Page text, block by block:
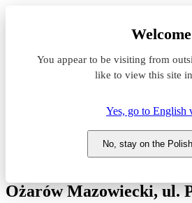
You appear to be visiting from
like to view this site
Yes, go to English
No, stay on the
Ożarów Mazowiecki
Hillwood Ożarów III (Ożarów)
Magazyn do
Hillwood Ożarów
Ożarów Mazowiecki, ul.